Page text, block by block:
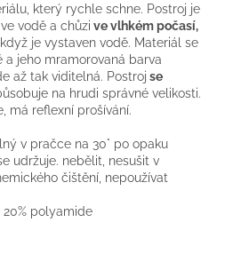
který rychle schne. Postroj je
vodě a chůzi ve vlhkém počasí,
je vystaven vodě. Materiál se
jeho mramorovaná barva
až tak viditelná. Postroj se
na hrudi správné velikosti.
má reflexní prošívání.
v pračce na 30° po opaku
udržuje. nebělit, nesušit v
čištění, nepoužívat
20% polyamide